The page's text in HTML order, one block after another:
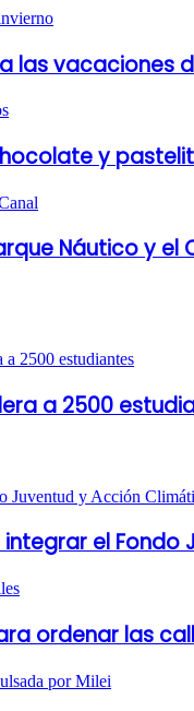
las vacaciones
y
Náutico y el
a 2500
el Fondo
ordenar las